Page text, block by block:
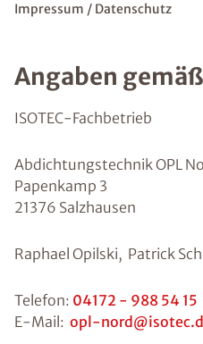
Impressum / Datenschutz
Angaben
ISOTEC-Fachbetrieb
Abdichtungstechnik OPL
Papenkamp 3
21376 Salzhausen
Raphael Opilski, Patrick
Telefon: 04172 - 988 54 15
E-Mail: opl-